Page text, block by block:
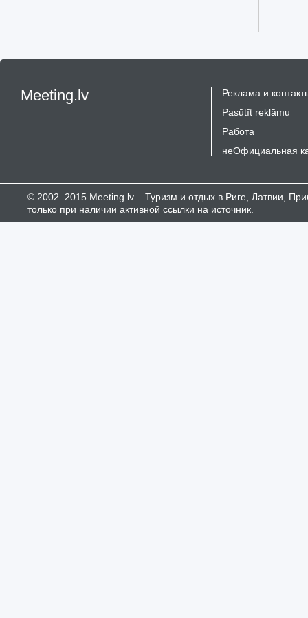
Meeting.lv
Реклама и
Pasūtīt reklāmu
Работа
неОфициальная
© 2002–2015 Meeting.lv – Туризм и отдых в Риге, Латвии,
только при наличии активной ссылки на источник.